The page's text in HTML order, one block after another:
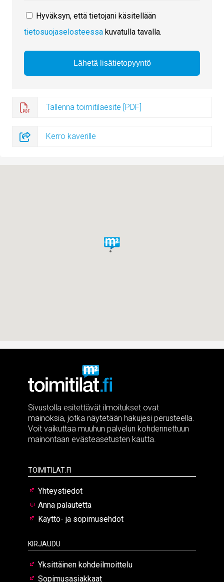
Hyväksyn, että tietojani käsitellään
tietosuojaselosteessa kuvatulla tavalla.
Tallenna toimitilaesite [PDF]
Kerro kaverille
Sivustolla esitettävät ilmoitukset ovat
mainoksia, jotka näytetään hakujesi perusteella.
Voit vaikuttaa muuhun palvelun kohdennettuun
mainontaan evästeasetusten kautta.
Toimitilat.fi
Yhteystiedot
Anna palautetta
Käyttö- ja sopimusehdot
Kirjaudu
Yksittäinen kohdeilmoittelu
Sopimusasiakkaat